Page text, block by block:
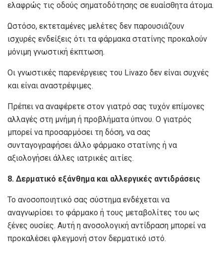
ελαφρώς τις οδούς σηματοδότησης σε ευαίσθητα άτομα.
Ωστόσο, εκτεταμένες μελέτες δεν παρουσιάζουν
ισχυρές ενδείξεις ότι τα φάρμακα στατίνης προκαλούν
μόνιμη γνωστική έκπτωση.
Οι γνωστικές παρενέργειες του Livazo δεν είναι συχνές
και είναι αναστρέψιμες.
Πρέπει να αναφέρετε στον γιατρό σας τυχόν επίμονες
αλλαγές στη μνήμη ή προβλήματα ύπνου. Ο γιατρός
μπορεί να προσαρμόσει τη δόση, να σας
συνταγογραφήσει άλλο φάρμακο στατίνης ή να
αξιολογήσει άλλες ιατρικές αιτίες.
8. Δερματικό εξάνθημα και αλλεργικές αντιδράσεις
Το ανοσοποιητικό σας σύστημα ενδέχεται να
αναγνωρίσει το φάρμακο ή τους μεταβολίτες του ως
ξένες ουσίες. Αυτή η ανοσολογική αντίδραση μπορεί να
προκαλέσει φλεγμονή στον δερματικό ιστό.